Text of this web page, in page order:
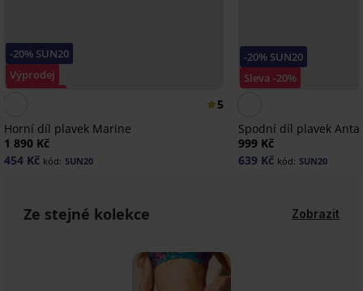
-20% SUN20
Výprodej
5
Horní díl plavek Marine
1 890 Kč
454 Kč kód: SUN20
-20% SUN20
Sleva -20%
Spodní díl plavek
999 Kč
639 Kč kód: SUN20
Ze stejné kolekce Zobrazit